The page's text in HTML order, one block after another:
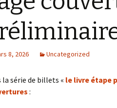
8, 2026 Uncategorized
la série de billets « le livre étape
: